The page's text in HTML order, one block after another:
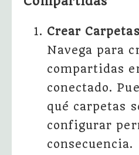
Crear
Navega para
compartidas
conectado.
qué carpetas
configurar
consecuencia.